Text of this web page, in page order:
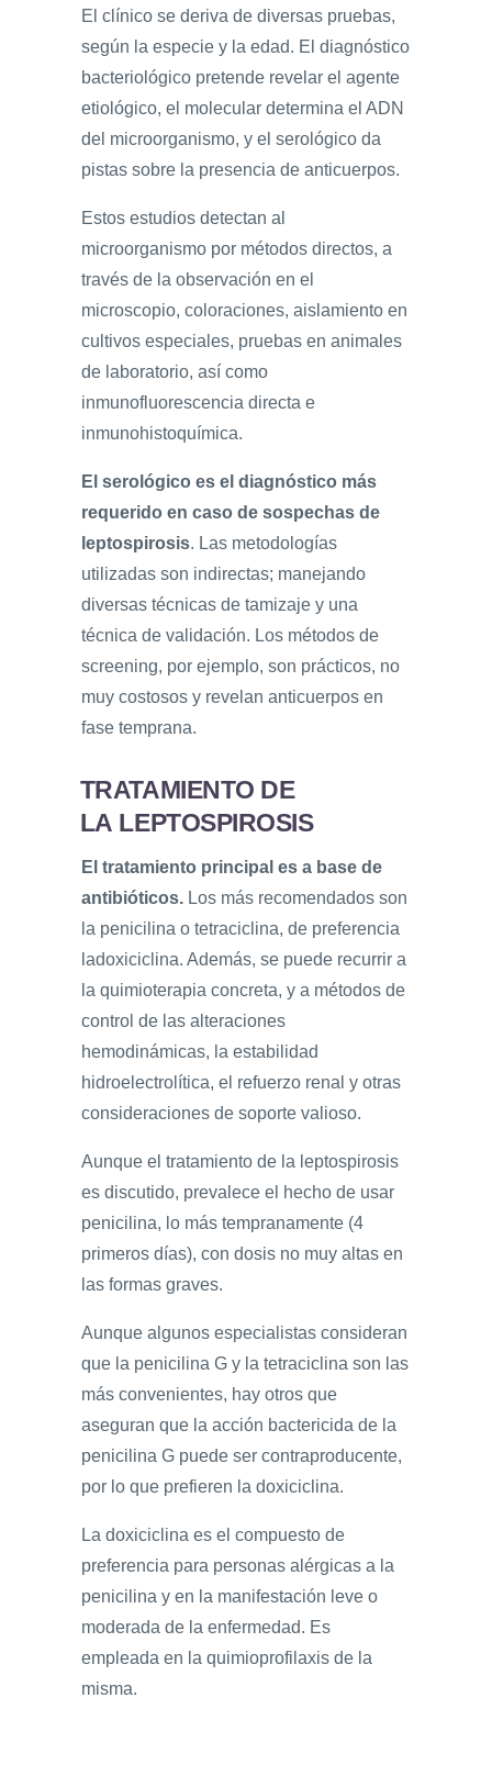
El clínico se deriva de diversas pruebas,
según la especie y la edad. El diagnóstico
bacteriológico pretende revelar el agente
etiológico, el molecular determina el ADN
del microorganismo, y el serológico da
pistas sobre la presencia de anticuerpos.
Estos estudios detectan al
microorganismo por métodos directos, a
través de la observación en el
microscopio, coloraciones, aislamiento en
cultivos especiales, pruebas en animales
de laboratorio, así como
inmunofluorescencia directa e
inmunohistoquímica.
El serológico es el diagnóstico más
requerido en caso de sospechas de
leptospirosis. Las metodologías
utilizadas son indirectas; manejando
diversas técnicas de tamizaje y una
técnica de validación. Los métodos de
screening, por ejemplo, son prácticos, no
muy costosos y revelan anticuerpos en
fase temprana.
TRATAMIENTO DE
LA LEPTOSPIROSIS
El tratamiento principal es a base de
antibióticos. Los más recomendados son
la penicilina o tetraciclina, de preferencia
ladoxiciclina. Además, se puede recurrir a
la quimioterapia concreta, y a métodos de
control de las alteraciones
hemodinámicas, la estabilidad
hidroelectrolítica, el refuerzo renal y otras
consideraciones de soporte valioso.
Aunque el tratamiento de la leptospirosis
es discutido, prevalece el hecho de usar
penicilina, lo más tempranamente (4
primeros días), con dosis no muy altas en
las formas graves.
Aunque algunos especialistas consideran
que la penicilina G y la tetraciclina son las
más convenientes, hay otros que
aseguran que la acción bactericida de la
penicilina G puede ser contraproducente,
por lo que prefieren la doxiciclina.
La doxiciclina es el compuesto de
preferencia para personas alérgicas a la
penicilina y en la manifestación leve o
moderada de la enfermedad. Es
empleada en la quimioprofilaxis de la
misma.